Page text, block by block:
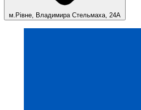
м.Рівне, Владимира Стельмаха, 24А